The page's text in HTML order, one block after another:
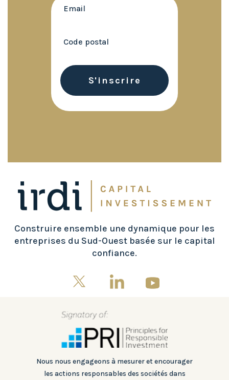
Construire ensemble une dynamique pour les
entreprises du Sud-Ouest basée sur le capital
confiance.
Nous nous engageons à mesurer et encourager
les actions responsables des sociétés dans